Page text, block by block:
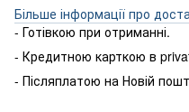
Більше інформації про
- Готівкою при отриманні.
- Кредитною карткою в
- Післяплатою на Новій